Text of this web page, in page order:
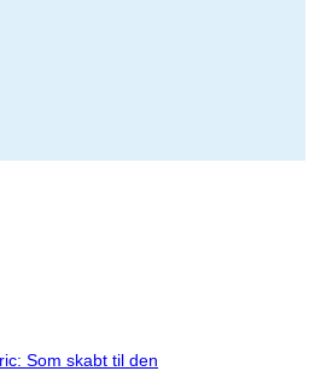
Som skabt til den